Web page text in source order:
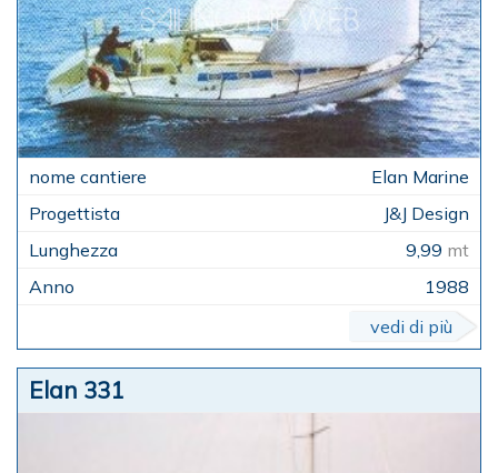
Elan Marine
J&J Design
9,99 mt
1988
vedi di più
Elan 331